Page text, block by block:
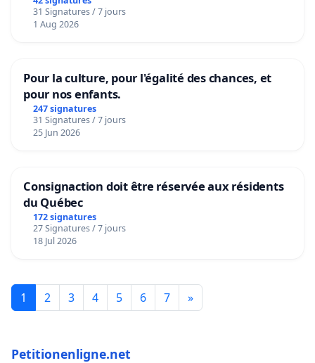
31 Signatures / 7 jours
1 Aug 2026
Pour la culture, pour l'égalité des chances, et
pour nos enfants.
247 signatures
31 Signatures / 7 jours
25 Jun 2026
Consignaction doit être réservée aux résidents
du Québec
172 signatures
27 Signatures / 7 jours
18 Jul 2026
1 2 3 4 5 6 7 »
Petitionenligne.net